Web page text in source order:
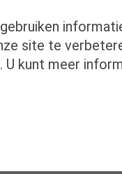
site te
U kunt meer